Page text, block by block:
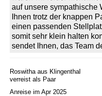
auf unsere sympathische
Ihnen trotz der knappen
einen passenden
somit sehr klein halten
sendet Ihnen, das Team
Roswitha aus Klingenthal
verreist als Paar
Anreise im Apr 2025